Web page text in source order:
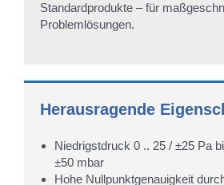
Standardprodukte – für
Problemlösungen.
Herausragende
Niedrigstdruck 0 .. 25 / ±25 Pa
±50 mbar
Hohe Nullpunktgenauigkeit